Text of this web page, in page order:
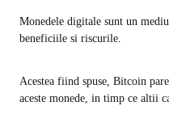
Monedele digitale sunt un
beneficiile si riscurile.
Acestea fiind spuse, Bitcoin
aceste monede, in timp ce altii